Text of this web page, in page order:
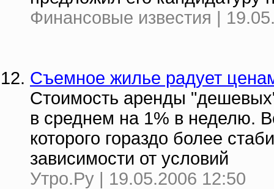
Финансовые известия |
Съемное жилье радует
Стоимость аренды
в среднем на 1% в неделю.
которого гораздо более
зависимости от условий
Утро.Ру | 19.05.2006 12:50